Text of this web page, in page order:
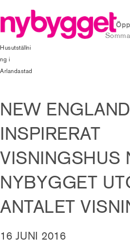
Husutställni
ng i
Arlandastad
NEW
INSPIRERAT
VISNINGSHUS
NYBYGGET
ANTALET
16 JUNI 2016